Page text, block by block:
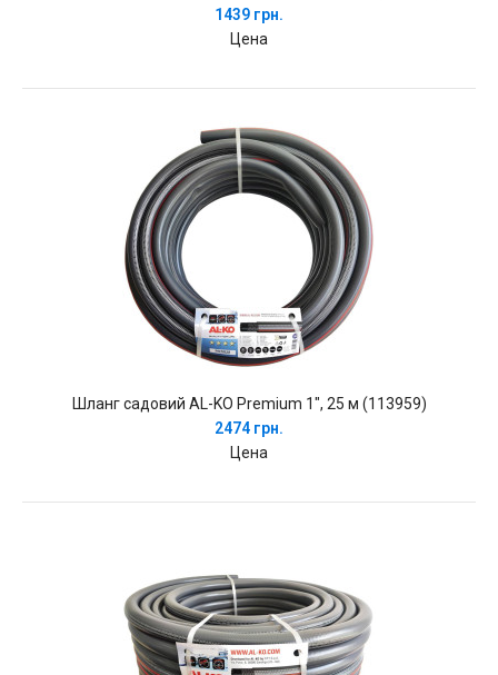
1439 грн.
Цена
Шланг садовий AL-KO Premium 1", 25 м (113959)
2474 грн.
Цена